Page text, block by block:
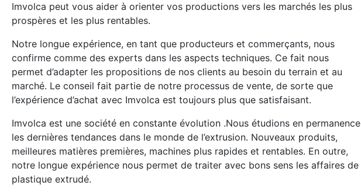
Imvolca peut vous aider à orienter vos productions vers les marchés les plus
prospères et les plus rentables.
Notre longue expérience, en tant que producteurs et commerçants, nous
confirme comme des experts dans les aspects techniques. Ce fait nous
permet d’adapter les propositions de nos clients au besoin du terrain et au
marché. Le conseil fait partie de notre processus de vente, de sorte que
l’expérience d’achat avec Imvolca est toujours plus que satisfaisant.
Imvolca est une société en constante évolution .Nous étudions en permanence
les dernières tendances dans le monde de l’extrusion. Nouveaux produits,
meilleures matières premières, machines plus rapides et rentables. En outre,
notre longue expérience nous permet de traiter avec bons sens les affaires de
plastique extrudé.